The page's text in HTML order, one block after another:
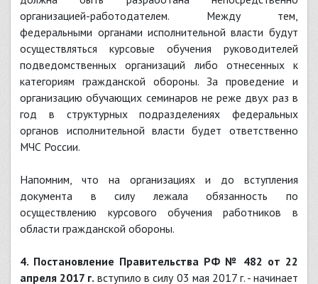
организацией-работодателем. Между тем,
федеральными органами исполнительной власти будут
осуществляться курсовые обучения руководителей
подведомственных организаций либо отнесенных к
категориям гражданской обороны. За проведение и
организацию обучающих семинаров не реже двух раз в
год в структурных подразделениях федеральных
органов исполнительной власти будет ответственно
МЧС России.
Напомним, что на организациях и до вступления
документа в силу лежала обязанность по
осуществлению курсового обучения работников в
области гражданской обороны.
4. Постановление Правительства РФ № 482 от 22
апреля 2017 г. вступило в силу 03 мая 2017 г. - начинает